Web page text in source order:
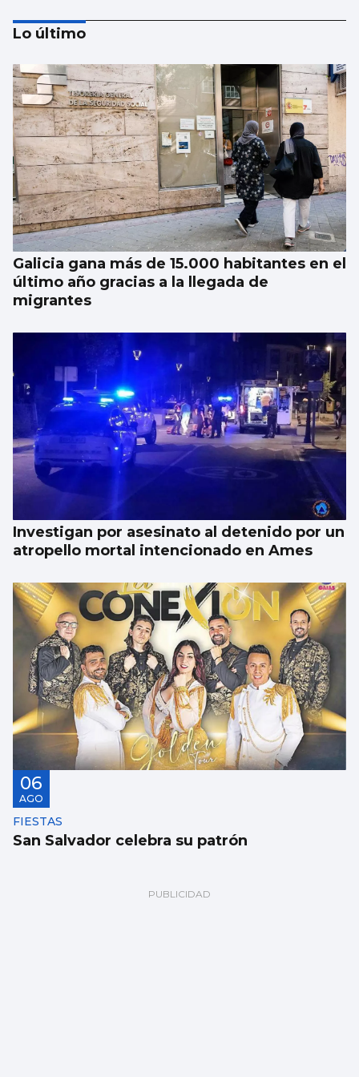
Récord de personas afiliadas en Vigo y
provincia en julio aunque sube el paro
Lo último
Galicia gana más de 15.000 habitantes en el
último año gracias a la llegada de
migrantes
Investigan por asesinato al detenido por un
atropello mortal intencionado en Ames
06
AGO
FIESTAS
San Salvador celebra su patrón